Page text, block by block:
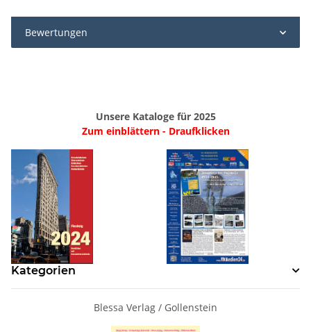
Bewertungen
Unsere Kataloge für 2025
Zum einblättern - Draufklicken
Kategorien
Blessa Verlag / Gollenstein